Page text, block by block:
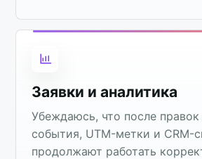
Заявки и аналитика
Убеждаюсь, что после
события, UTM-метки и CRM-
продолжают работать